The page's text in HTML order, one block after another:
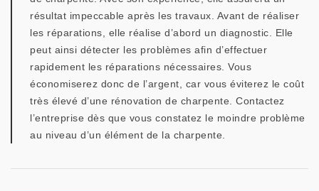
résultat impeccable après les travaux. Avant de réaliser
les réparations, elle réalise d’abord un diagnostic. Elle
peut ainsi détecter les problèmes afin d’effectuer
rapidement les réparations nécessaires. Vous
économiserez donc de l’argent, car vous éviterez le coût
très élevé d’une rénovation de charpente. Contactez
l’entreprise dès que vous constatez le moindre problème
au niveau d’un élément de la charpente.